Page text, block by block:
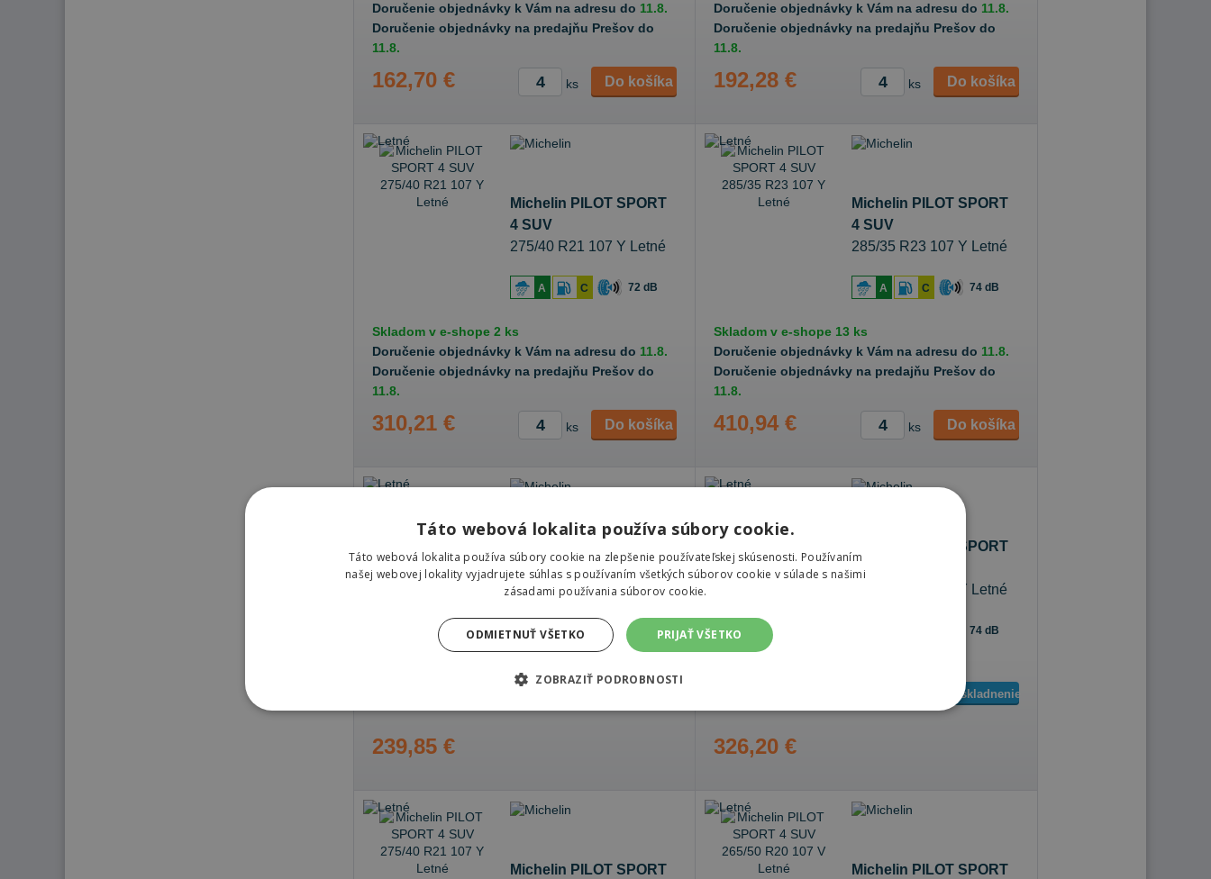
Doručenie objednávky k Vám na adresu do 11.8.
Doručenie objednávky na predajňu Prešov do
11.8.
162,70 € ks Do košíka
Doručenie objednávky k Vám na adresu do 11.8.
Doručenie objednávky na predajňu Prešov do
11.8.
192,28 € ks Do košíka
Michelin PILOT SPORT
4 SUV
275/40 R21 107 Y Letné
A C 72 dB
Skladom v e-shope 2 ks
Doručenie objednávky k Vám na adresu do 11.8.
Doručenie objednávky na predajňu Prešov do
11.8.
310,21 € ks Do košíka
Michelin PILOT SPORT
4 SUV
285/35 R23 107 Y Letné
A C 74 dB
Skladom v e-shope 13 ks
Doručenie objednávky k Vám na adresu do 11.8.
Doručenie objednávky na predajňu Prešov do
11.8.
410,94 € ks Do košíka
4 SUV
295/35 R21 107 Y Letné
A C 74 dB
239,85 €
Michelin PILOT SPORT
4 SUV
275/40 R22 107 Y Letné
74 dB
Sledovať naskladnenie
326,20 €
Michelin PILOT SPORT
Michelin PILOT SPORT
Táto webová lokalita používa súbory cookie.
Táto webová lokalita používa súbory cookie na zlepšenie používateľskej skúsenosti. Používaním
našej webovej lokality vyjadrujete súhlas s používaním všetkých súborov cookie v súlade s našimi
zásadami používania súborov cookie.
PRIJAŤ VŠETKO
ODMIETNUŤ VŠETKO
ZOBRAZIŤ PODROBNOSTI